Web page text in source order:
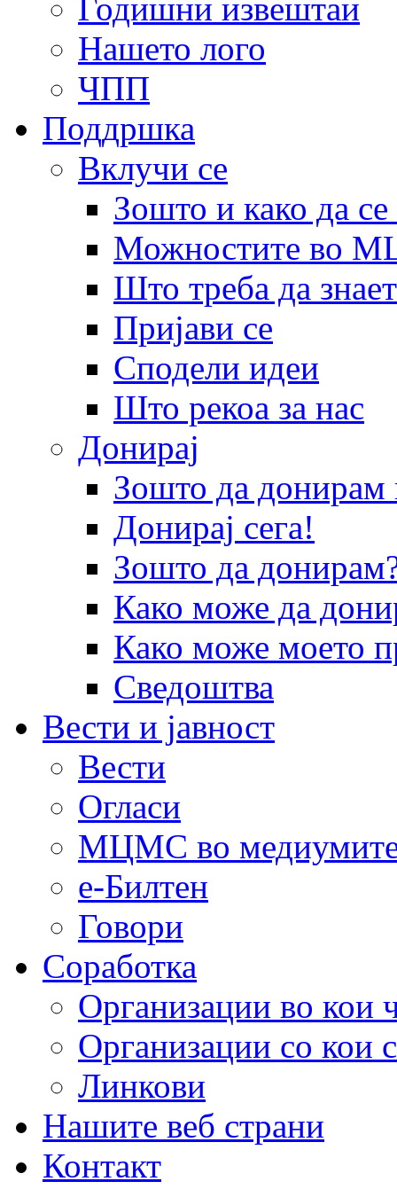
Годишни извештаи
Нашето лого
ЧПП
Поддршка
Вклучи се
Зошто и како да
Можностите во
Што треба да
Пријави се
Сподели идеи
Што рекоа за нас
Донирај
Зошто да
Донирај сега!
Зошто да
Како може да
Како може моето
Сведоштва
Вести и јавност
Вести
Огласи
МЦМС во
е-Билтен
Говори
Соработка
Организации во кои
Организации со кои
Линкови
Нашите веб страни
Контакт